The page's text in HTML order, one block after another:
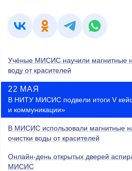
Учёные МИСИС научили магнитные
воду от красителей
22 МАЯ
В НИТУ МИСИС подвели итоги V
и коммуникации»
В МИСИС использовали магнитные
очистки воды от красителей
Онлайн-день открытых дверей
МИСИС